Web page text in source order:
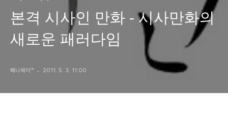
본격 시사인 만화 - 시사만화의
새로운 패러다임
페니웨이™ 2011. 5. 3. 11:00